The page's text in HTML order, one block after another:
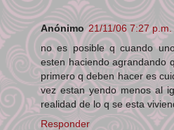
Anónimo 21/11/06 7:27 p.m.
no es posible q cuando
esten haciendo agrandando
primero q deben hacer es
vez estan yendo menos al
realidad de lo q se esta
Responder